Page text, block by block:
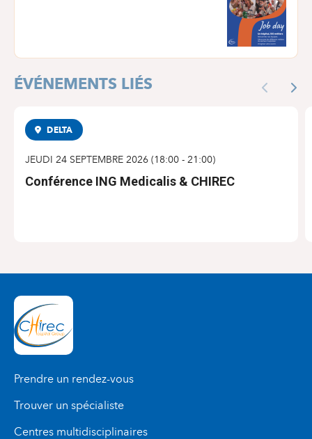
ÉVÉNEMENTS LIÉS
Previous
DELTA
JEUDI 24 SEPTEMBRE 2026 (18:00 - 21:00)
Conférence ING Medicalis & CHIREC
Prendre un rendez-vous
Trouver un spécialiste
Centres multidisciplinaires